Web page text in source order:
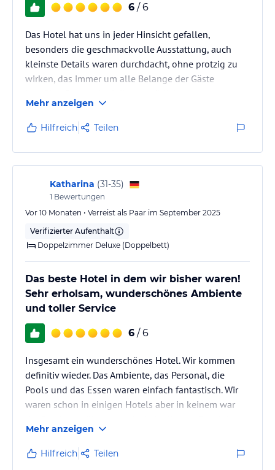
6 / 6
Das Hotel hat uns in jeder Hinsicht gefallen,
besonders die geschmackvolle Ausstattung, auch
kleinste Details waren durchdacht, ohne protzig zu
wirken, das immer um alle Belange der Gäste
Freundlichkeit (niemals aufdringlich wirkend) und
natürlich die Sauberkeit aller Bereiche...einfach ein
Hotel zum wohlgefühlt!
Mehr anzeigen
Hilfreich Teilen
Katharina (31-35)
1 Bewertungen
Vor 10 Monaten • Verreist als Paar im September 2025
Verifizierter Aufenthalt
Doppelzimmer Deluxe (Doppelbett)
Das beste Hotel in dem wir bisher waren!
Sehr erholsam, wunderschönes Ambiente
und toller Service
6 / 6
Insgesamt ein wunderschönes Hotel. Wir kommen
definitiv wieder. Das Ambiente, das Personal, die
Pools und das Essen waren einfach fantastisch. Wir
waren schon in einigen Hotels aber in keinem war
einem jeder Wunsch von den Augen abgelesen und
jeder ist so unfassbar freundlich, dass es ansteckend
ist. Das Essen war qualitativ einfach spitze und sogar
Mehr anzeigen
Hilfreich Teilen